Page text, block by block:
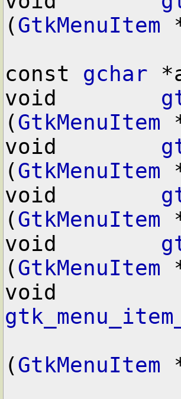
(GtkMenuItem
const gchar
void
(GtkMenuItem
void
(GtkMenuItem
void
(GtkMenuItem
void
(GtkMenuItem
(GtkMenuItem